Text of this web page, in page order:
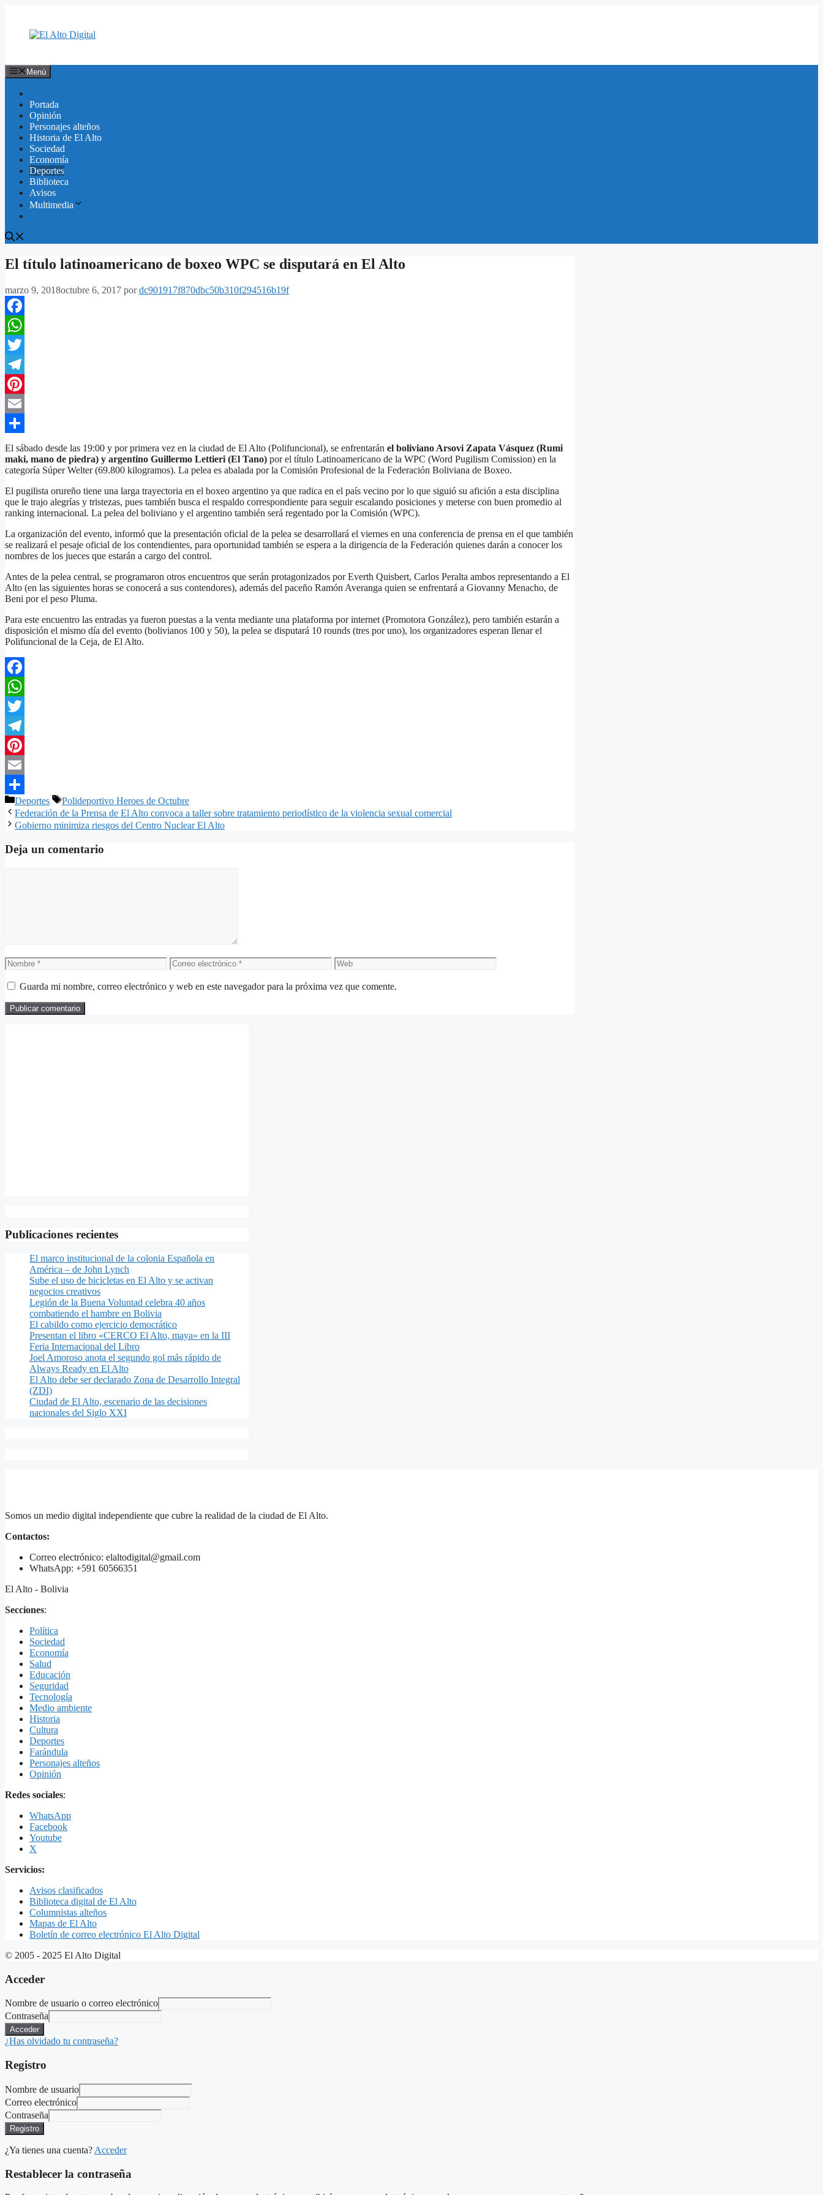
contenido
Menú
Portada
Opinión
Personajes alteños
Historia de El Alto
Sociedad
Economía
Deportes
Biblioteca
Avisos
Multimedia
El título latinoamericano de boxeo WPC se disputará en El Alto
marzo 9, 2018octubre 6, 2017 pordc901917f870dbc50b310f294516b19f
Facebook
WhatsApp
Twitter
Telegram
Pinterest
Email
Compartir
El sábado desde las 19:00 y por primera vez en la ciudad de El Alto (Polifuncional), se enfrentarán el boliviano Arsovi Zapata Vásquez (Rumi
maki, mano de piedra) y argentino Guillermo Lettieri (El Tano) por el título Latinoamericano de la WPC (Word Pugilism Comission) en la
categoría Súper Welter (69.800 kilogramos). La pelea es abalada por la Comisión Profesional de la Federación Boliviana de Boxeo.
El pugilista orureño tiene una larga trayectoria en el boxeo argentino ya que radica en el país vecino por lo que siguió su afición a esta disciplina
que le trajo alegrías y tristezas, pues también busca el respaldo correspondiente para seguir escalando posiciones y meterse con buen promedio al
ranking internacional. La pelea del boliviano y el argentino también será regentado por la Comisión (WPC).
La organización del evento, informó que la presentación oficial de la pelea se desarrollará el viernes en una conferencia de prensa en el que también
se realizará el pesaje oficial de los contendientes, para oportunidad también se espera a la dirigencia de la Federación quienes darán a conocer los
nombres de los jueces que estarán a cargo del control.
Antes de la pelea central, se programaron otros encuentros que serán protagonizados por Everth Quisbert, Carlos Peralta ambos representando a El
Alto (en las siguientes horas se conocerá a sus contendores), además del paceño Ramón Averanga quien se enfrentará a Giovanny Menacho, de
Beni por el peso Pluma.
Para este encuentro las entradas ya fueron puestas a la venta mediante una plataforma por internet (Promotora González), pero también estarán a
disposición el mismo día del evento (bolivianos 100 y 50), la pelea se disputará 10 rounds (tres por uno), los organizadores esperan llenar el
Polifuncional de la Ceja, de El Alto.
Facebook
WhatsApp
Twitter
Telegram
Pinterest
Email
Compartir
Categorías
Deportes Etiquetas
Polideportivo Heroes de Octubre
Federación de la Prensa de El Alto convoca a taller sobre tratamiento periodístico de la violencia sexual comercial
Gobierno minimiza riesgos del Centro Nuclear El Alto
Deja un comentario
Nombre
Correo
electrónico
Web
Guarda mi nombre, correo electrónico y web en este navegador para la próxima vez que comente.
Publicaciones recientes
El marco institucional de la colonia Española en
América – de John Lynch
Sube el uso de bicicletas en El Alto y se activan
negocios creativos
Legión de la Buena Voluntad celebra 40 años
combatiendo el hambre en Bolivia
El cabildo como ejercicio democrático
Presentan el libro «CERCO El Alto, maya» en la III
Feria Internacional del Libro
Joel Amoroso anota el segundo gol más rápido de
Always Ready en El Alto
El Alto debe ser declarado Zona de Desarrollo Integral
(ZDI)
Ciudad de El Alto, escenario de las decisiones
nacionales del Siglo XXI
Somos un medio digital independiente que cubre la realidad de la ciudad de El Alto.
Contactos:
Correo electrónico: elaltodigital@gmail.com
WhatsApp: +591 60566351
El Alto - Bolivia
Secciones:
Política
Sociedad
Economía
Salud
Educación
Seguridad
Tecnología
Medio ambiente
Historia
Cultura
Deportes
Farándula
Personajes alteños
Opinión
Redes sociales:
WhatsApp
Facebook
Youtube
X
Servicios:
Avisos clasificados
Biblioteca digital de El Alto
Columnistas alteños
Mapas de El Alto
Boletín de correo electrónico El Alto Digital
© 2005 - 2025 El Alto Digital
Acceder
Nombre de usuario o correo electrónico
Contraseña
Acceder
¿Has olvidado tu contraseña?
Registro
Nombre de usuario
Correo electrónico
Contraseña
Registro
¿Ya tienes una cuenta? Acceder
Restablecer la contraseña